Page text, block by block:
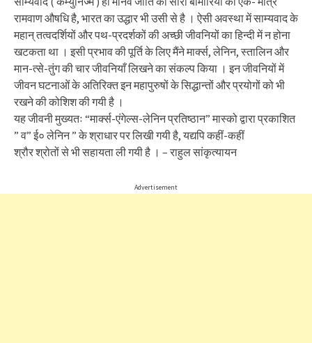
रामवाण औषधि है, भारत का उद्धार भी उसी से है । ऐसी अवस्था में साम्यवाद के
महान् तत्वदर्शियों और पथ-प्रदर्शकों की अच्छी जीवनियों का हिन्दी में न होना
खटकता था । इसी प्रभाव की पूर्ति के लिए मैंने मार्क्स, लेनिन, स्तालिन और
मान-त्से-तुंग की चार जीवनियाँ लिखने का संकल्प किया । इन जीवनियों में
जीवन घटनाओं के अतिरिक्त इन महापुरुषों के सिद्धान्तों और प्रयोगों को भी
रखने की कोशिश की गयी है ।
यह जीवनी मुख्यतः “मार्क्स-एंगेल्स-लेनिन प्रतिष्ठान” मास्को द्वारा प्रकाशित
” व” ई० लेनिन ” के श्राधार पर लिखी गयी है, यद्यपि कहीं-कहीं
श्रौर श्रोतों से भी सहायता ली गयी है । – राहुल सांकृत्यायन
Advertisement